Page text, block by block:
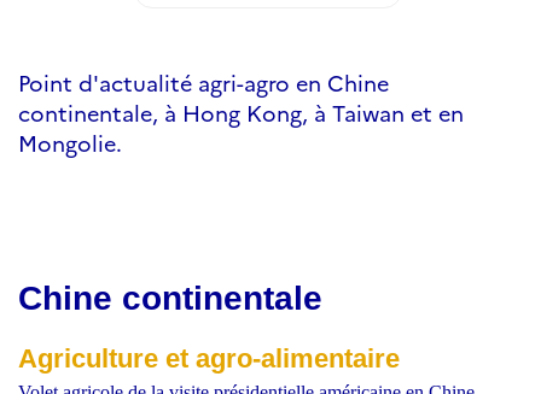
Point d'actualité agri-agro en Chine
continentale, à Hong Kong, à Taiwan et en
Mongolie.
Chine continentale
Agriculture et agro-alimentaire